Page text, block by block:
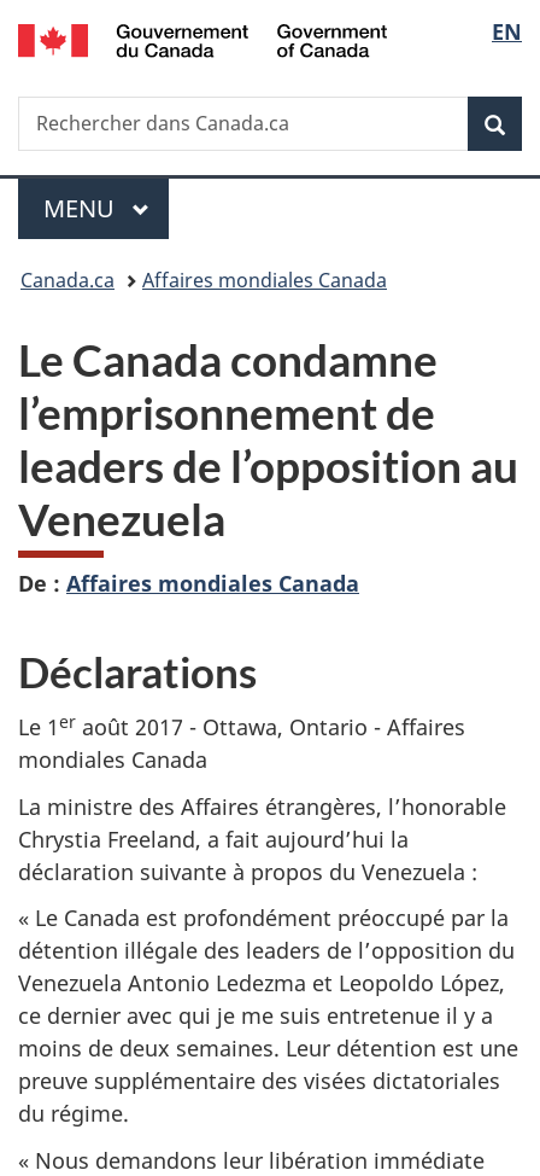
Passer
au
principal
Passer
à
Au
du
Passer
à
version
simplifiée
de
la
EN
Recherche
Rechercher
dans
Menu
MENU PRINCIPAL
Vous
ici :
Canada.ca Affaires mondiales Canada
Le Canada condamne
l’emprisonnement de
leaders de l’opposition au
Venezuela
De : Affaires mondiales Canada
Déclarations
Le 1er août 2017 - Ottawa, Ontario - Affaires
mondiales Canada
La ministre des Affaires étrangères, l’honorable
Chrystia Freeland, a fait aujourd’hui la
déclaration suivante à propos du Venezuela :
« Le Canada est profondément préoccupé par la
détention illégale des leaders de l’opposition du
Venezuela Antonio Ledezma et Leopoldo López,
ce dernier avec qui je me suis entretenue il y a
moins de deux semaines. Leur détention est une
preuve supplémentaire des visées dictatoriales
du régime.
« Nous demandons leur libération immédiate